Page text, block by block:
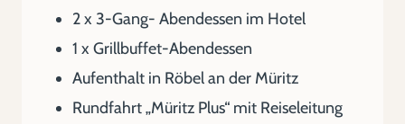
2 x 3-Gang- Abendessen im Hotel
1 x Grillbuffet-Abendessen
Aufenthalt in Röbel an der Müritz
Rundfahrt „Müritz Plus“ mit Reiseleitung